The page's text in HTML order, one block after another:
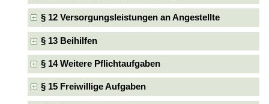
§ 12 Versorgungsleistungen an Angestellte
§ 13 Beihilfen
§ 14 Weitere Pflichtaufgaben
§ 15 Freiwillige Aufgaben